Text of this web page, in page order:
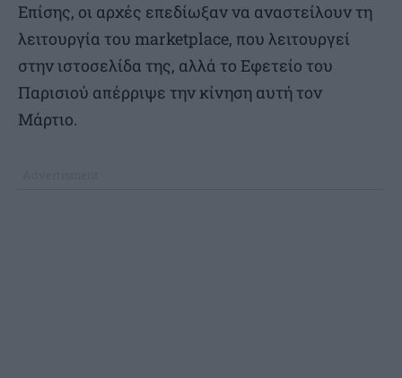
Επίσης, οι αρχές επεδίωξαν να αναστείλουν τη
λειτουργία του marketplace, που λειτουργεί
στην ιστοσελίδα της, αλλά το Εφετείο του
Παρισιού απέρριψε την κίνηση αυτή τον
Μάρτιο.